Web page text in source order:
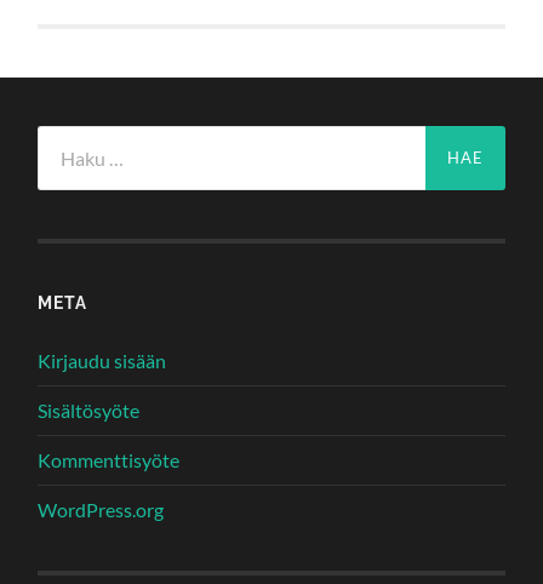
META
Kirjaudu sisään
Sisältösyöte
Kommenttisyöte
WordPress.org